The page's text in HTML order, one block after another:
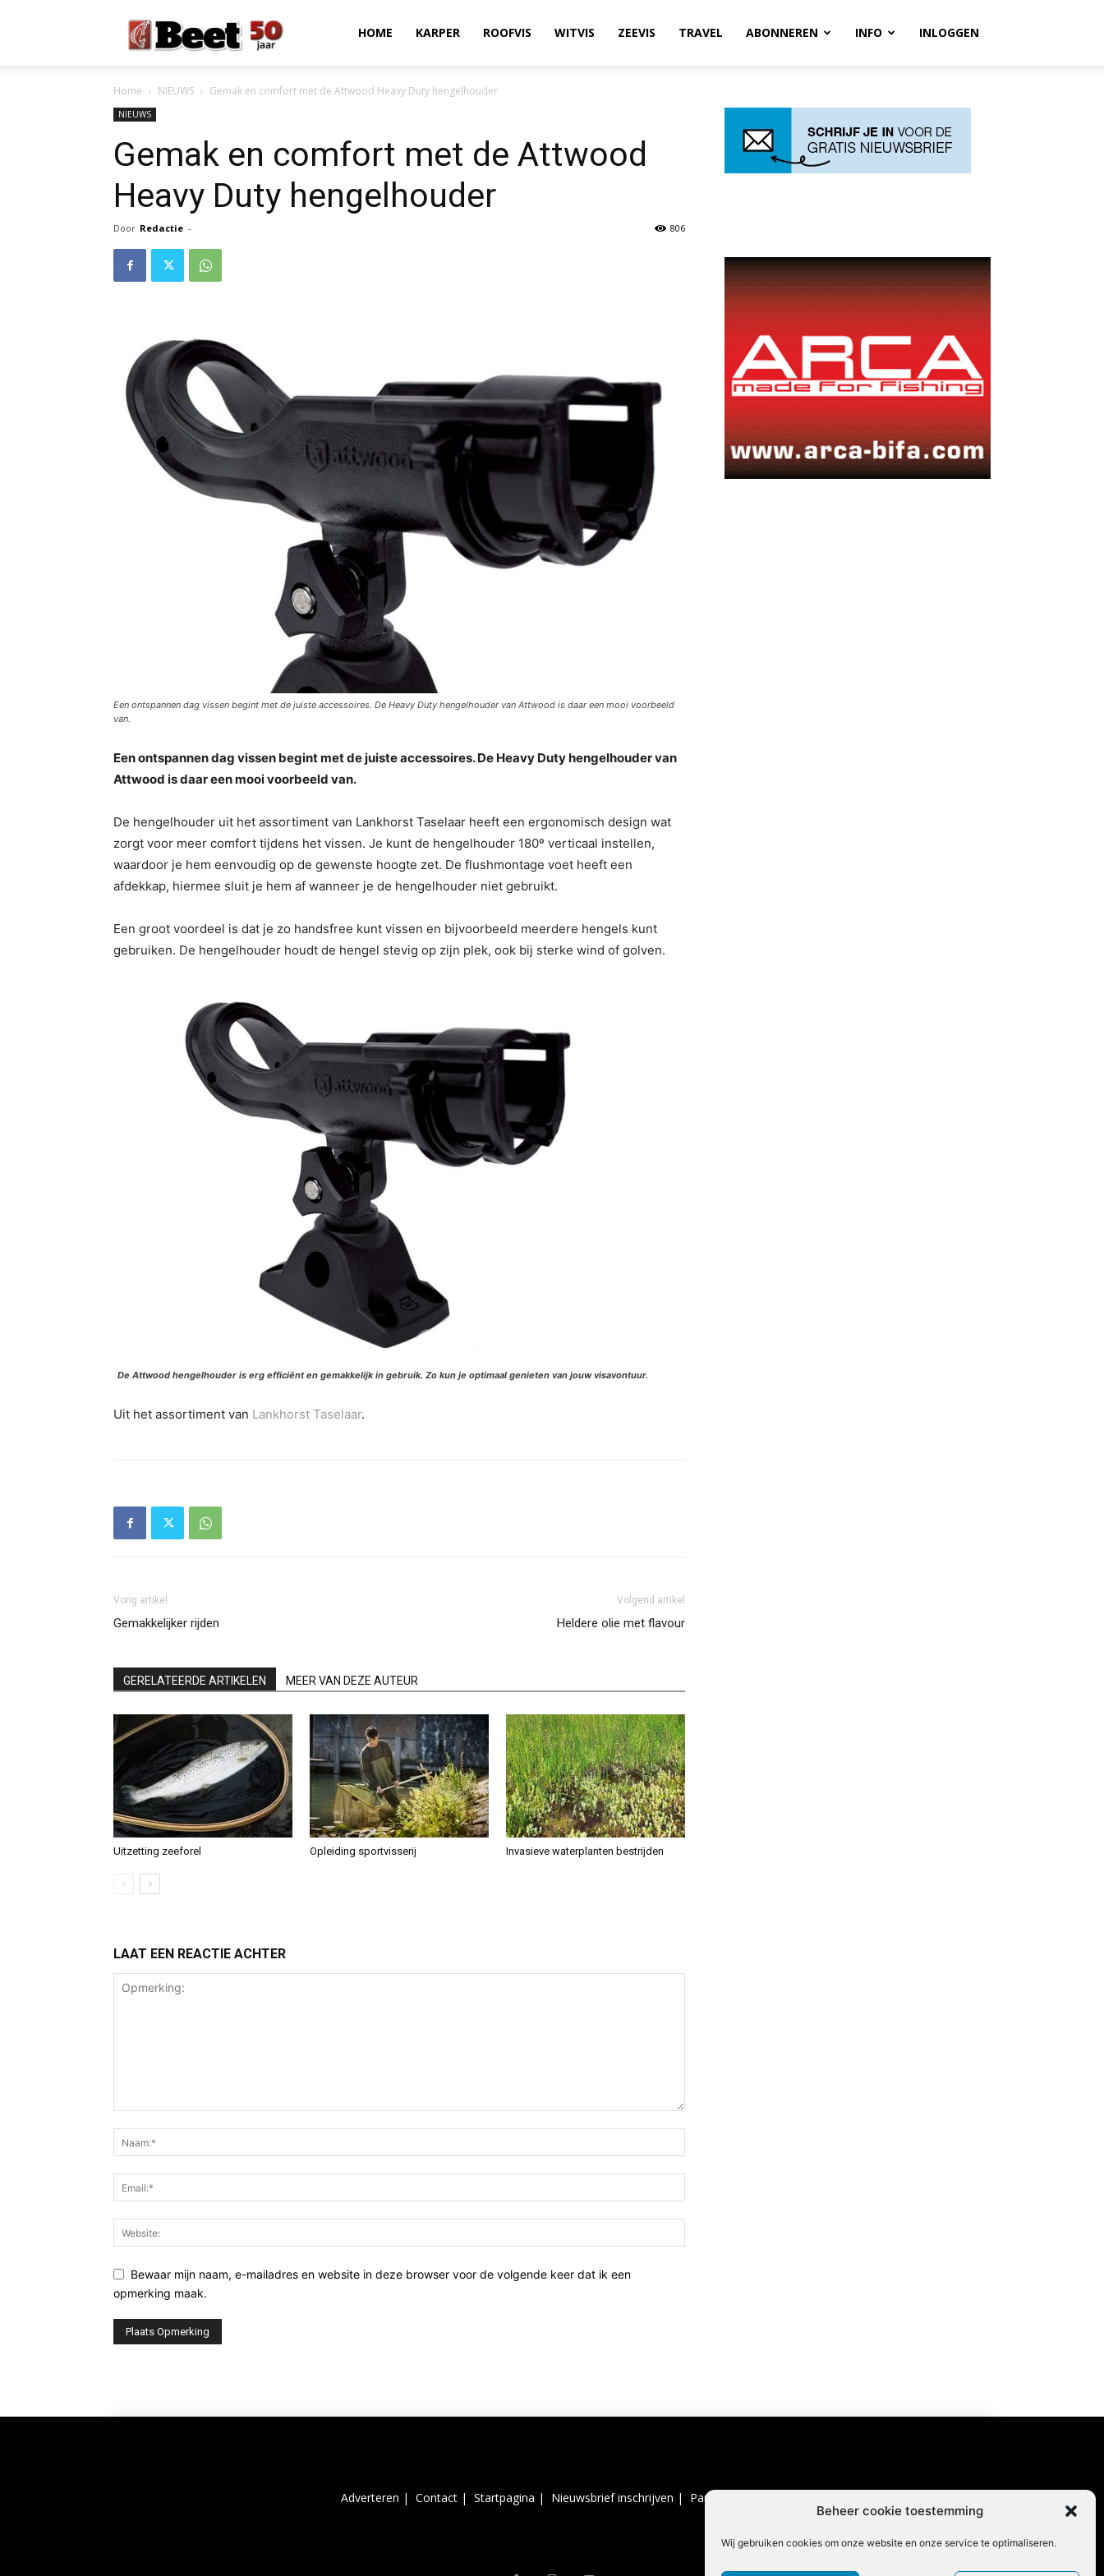
Beheer cookie toestemming
Wij gebruiken cookies om onze website en onze service te optimaliseren.
Magazine
HOME KARPER ROOFVIS WITVIS ZEEVIS TRAVEL ABONNEREN INFO INLOGGEN
Home NIEUWS Gemak en comfort met de Attwood Heavy Duty hengelhouder
NIEUWS
Gemak en comfort met de Attwood
Heavy Duty hengelhouder
Door Redactie - 806
Een ontspannen dag vissen begint met de juiste accessoires. De Heavy Duty hengelhouder van Attwood is daar een mooi voorbeeld
van.
Een ontspannen dag vissen begint met de juiste accessoires. De Heavy Duty hengelhouder van
Attwood is daar een mooi voorbeeld van.
De hengelhouder uit het assortiment van Lankhorst Taselaar heeft een ergonomisch design wat
zorgt voor meer comfort tijdens het vissen. Je kunt de hengelhouder 180º verticaal instellen,
waardoor je hem eenvoudig op de gewenste hoogte zet. De flushmontage voet heeft een
afdekkap, hiermee sluit je hem af wanneer je de hengelhouder niet gebruikt.
Een groot voordeel is dat je zo handsfree kunt vissen en bijvoorbeeld meerdere hengels kunt
gebruiken. De hengelhouder houdt de hengel stevig op zijn plek, ook bij sterke wind of golven.
De Attwood hengelhouder is erg efficiënt en gemakkelijk in gebruik. Zo kun je optimaal genieten van jouw visavontuur.
Uit het assortiment van Lankhorst Taselaar.
Vorig artikel
Gemakkelijker rijden
Volgend artikel
Heldere olie met flavour
GERELATEERDE ARTIKELEN MEER VAN DEZE AUTEUR
Uitzetting zeeforel Opleiding sportvisserij Invasieve waterplanten bestrijden
LAAT EEN REACTIE ACHTER
Bewaar mijn naam, e-mailadres en website in deze browser voor de volgende keer dat ik een
opmerking maak.
Adverteren | Contact | Startpagina | Nieuwsbrief inschrijven | Partner content